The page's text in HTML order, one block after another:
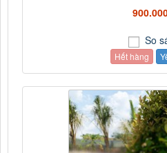
So
Hết hàng